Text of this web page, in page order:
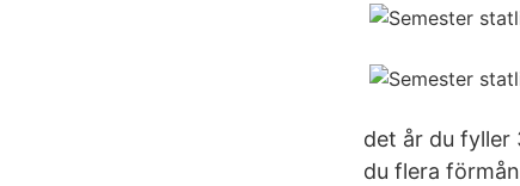
det år du fyller
du flera